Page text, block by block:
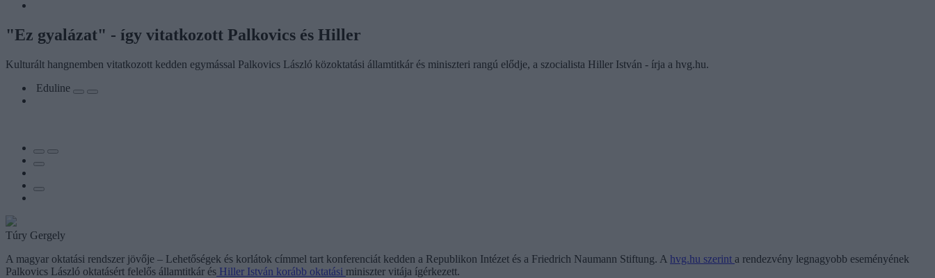
"Ez gyalázat" - így vitatkozott Palkovics és Hiller
Kulturált hangnemben vitatkozott kedden egymással Palkovics László közoktatási államtitkár és miniszteri rangú elődje, a szocialista Hiller István - írja a hvg.hu.
Eduline
Túry Gergely
A magyar oktatási rendszer jövője – Lehetőségek és korlátok címmel tart konferenciát kedden a Republikon Intézet és a Friedrich Naumann Stiftung. A hvg.hu szerint a rendezvény legnagyobb eseményének
Palkovics László oktatásért felelős államtitkár és Hiller István korább oktatási miniszter vitája ígérkezett.